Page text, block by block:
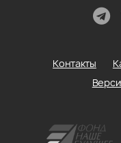
Контакты